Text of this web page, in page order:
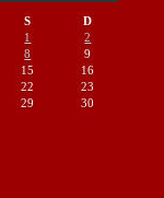
S
D
1
2
8
9
15
16
22
23
29
30